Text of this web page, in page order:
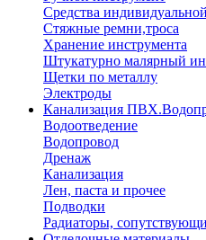
Средства
Стяжные ремни,троса
Хранение инструмента
Штукатурно малярный
Щетки по металлу
Электроды
Канализация
Водоотведение
Водопровод
Дренаж
Канализация
Лен, паста и прочее
Подводки
Радиаторы,